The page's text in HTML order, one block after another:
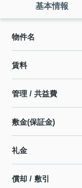
基本情報
物件名
賃料
管理 / 共益費
敷金(保証金)
礼金
償却 / 敷引